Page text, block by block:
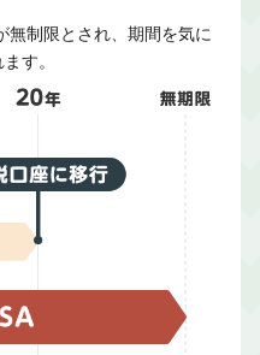
無制限とされ、期間を気に
す。